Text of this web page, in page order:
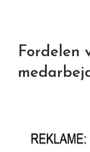
Fordelen